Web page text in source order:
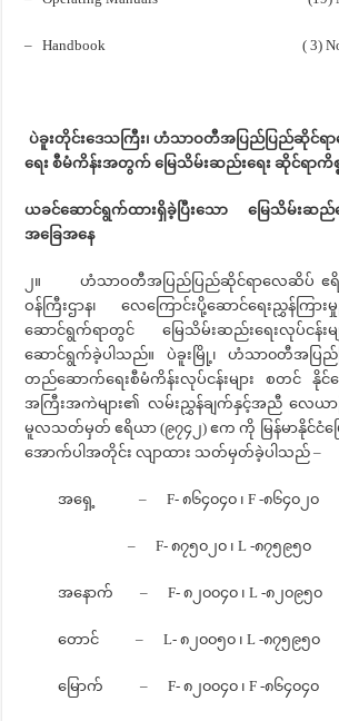
– Handbook ( 3)
ပဲခူးတိုင်းဒေသကြီး၊ ဟံသာဝတီအပြည်ပြည်ဆို
ရေး စီမံကိန်းအတွက် မြေသိမ်းဆည်းရေး ဆိုင်ရာကိစ္စ
ယခင်ဆောင်ရွက်ထားရှိခဲ့ပြီးသော မြေသိမ်းဆည်ရေ
အ‌ခြေအနေ
၂။ ဟံသာဝတီအပြည်ပြည်ဆိုင်ရာလေဆိပ် ဧရိယ
ဝန်ကြီးဌာန၊ လေကြောင်းပို့ဆောင်ရေးညွှန်ကြားမှု
ဆောင်ရွက်ရာတွင် မြေသိမ်းဆည်းရေးလုပ်ငန်း
ဆောင်ရွက်ခဲ့ပါသည်။ ပဲခူးမြို့၊ ဟံသာ၀တီအပြ
တည်ဆောက်ရေးစီမံကိန်းလုပ်ငန်းများ စတင် နို
အကြီးအကဲများ၏ လမ်းညွှန်ချက်နှင့်အညီ လေယ
မူလသတ်မှတ် ဧရိယာ (၉၇၄၂) ဧက ကို မြန်မာနိုင်ငံ‌မြ
အောက်ပါအတိုင်း လျာထား သတ်မှတ်ခဲ့ပါသည် –
အရှေ့ – F- ၈၆၄၀၄၀ ၊ F -၈၆၄၀၂၀
– F- ၈၇၅၀၂၀ ၊ L -၈၇၅၉၅၀
အနောက် – F- ၈၂၀၀၄၀ ၊ L -၈၂၀၉၅၀
တောင် – L- ၈၂၀၀၅၀ ၊ L -၈၇၅၉၅၀
‌မြောက် – F- ၈၂၀၀၄၀ ၊ F -၈၆၄၀၄၀